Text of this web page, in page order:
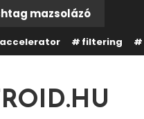
mazsolázó
filtering